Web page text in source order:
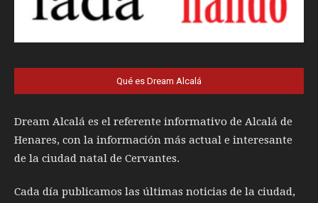
Qué es Dream Alcalá
Dream Alcalá es el referente informativo de Alcalá de
Henares, con la información más actual e interesante
de la ciudad natal de Cervantes.
Cada día publicamos las últimas noticias de la ciudad,